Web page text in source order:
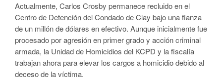
Actualmente, Carlos Crosby permanece recluido en el
Centro de Detención del Condado de Clay bajo una fianza
de un millón de dólares en efectivo. Aunque inicialmente fue
procesado por agresión en primer grado y acción criminal
armada, la Unidad de Homicidios del KCPD y la fiscalía
trabajan ahora para elevar los cargos a homicidio debido al
deceso de la víctima.